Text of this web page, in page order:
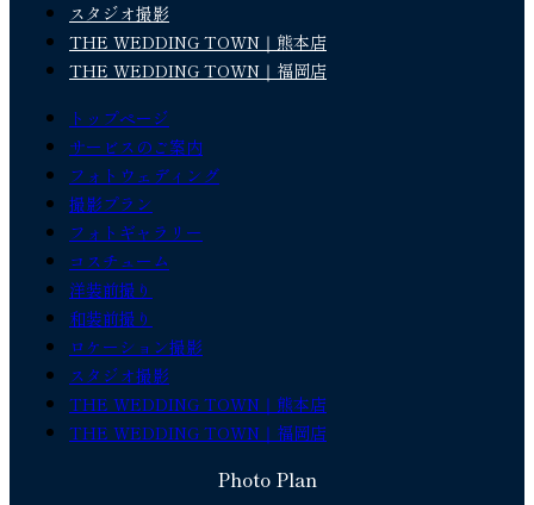
スタジオ撮影
THE WEDDING TOWN｜熊本店
THE WEDDING TOWN｜福岡店
トップページ
サービスのご案内
フォトウェディング
撮影プラン
フォトギャラリー
コスチューム
洋装前撮り
和装前撮り
ロケーション撮影
スタジオ撮影
THE WEDDING TOWN｜熊本店
THE WEDDING TOWN｜福岡店
Photo Plan